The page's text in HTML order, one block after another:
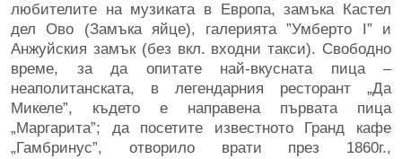
любителите на музиката в Европа, замъка Кастел
дел Ово (Замъка яйце), галерията ”Умберто I” и
Aнжуйския замък (без вкл. входни такси). Свободно
време, за да опитате най-вкусната пица –
неаполитанската, в легендарния ресторант „Да
Микеле”, където е направена първата пица
„Маргарита”; да посетите известното Гранд кафе
„Гамбринус”, отворило врати през 1860г.,